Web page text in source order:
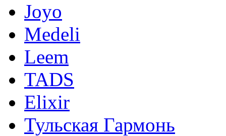
Joyo
Medeli
Leem
TADS
Elixir
Тульская Гармонь